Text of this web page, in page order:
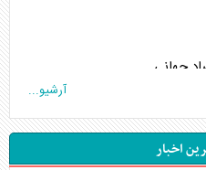
جهانی
روایت دوگانه غرب
آرشیو...
اخبار